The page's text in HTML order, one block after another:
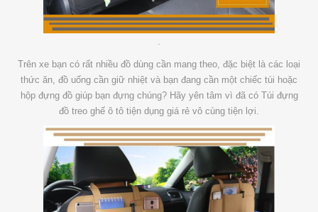
.
Trên xe bạn có rất nhiều đồ dùng cần mang theo, đặc biệt là các loại
thức ăn, đồ uống cần giữ nhiệt và bạn đang cần một chiếc túi hoặc
hộp đựng đồ giúp bạn đựng chúng? Hãy yên tâm vì đã có Túi đựng
đồ treo ghế ô tô tiện dụng giá rẻ vô cùng tiện lợi.